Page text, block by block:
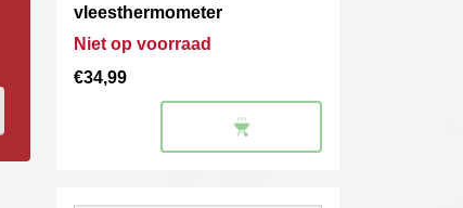
vleesthermometer
Niet op voorraad
€34,99